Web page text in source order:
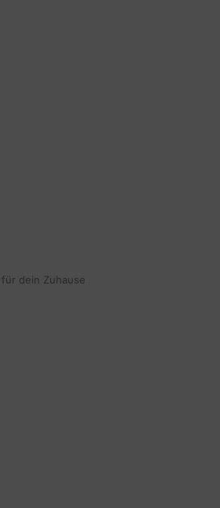
für dein Zuhause